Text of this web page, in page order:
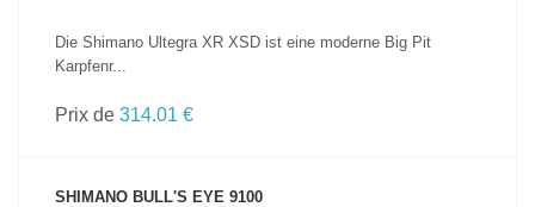
Die Shimano Ultegra XR XSD ist eine moderne Big Pit
Karpfenr...
Prix de 314.01 €
SHIMANO BULL'S EYE 9100